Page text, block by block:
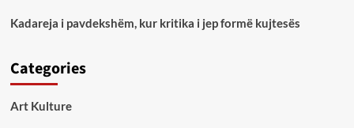
Kadareja i pavdekshëm, kur kritika i jep formë kujtesës
Categories
Art Kulture